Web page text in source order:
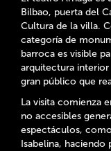
Bilbao, puerta del
Cultura de la villa.
categoría de
barroca es visible
arquitectura
gran público que
La visita comienza
no accesibles
espectáculos,
Isabelina, haciendo